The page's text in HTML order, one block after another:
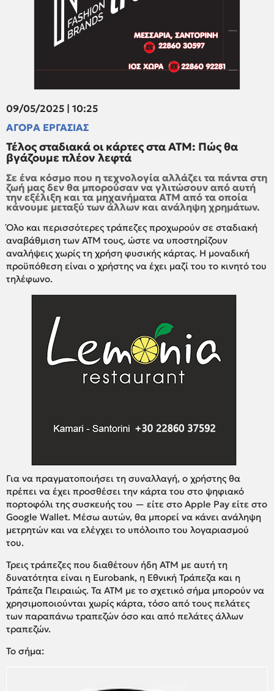
09/05/2025 | 10:25
ΑΓΟΡΑ ΕΡΓΑΣΙΑΣ
Τέλος σταδιακά οι κάρτες στα ΑΤΜ: Πώς θα
βγάζουμε πλέον λεφτά
Σε ένα κόσμο που η τεχνολογία αλλάζει τα πάντα στη
ζωή μας δεν θα μπορούσαν να γλιτώσουν από αυτή
την εξέλιξη και τα μηχανήματα ΑΤΜ από τα οποία
κάνουμε μεταξύ των άλλων και ανάληψη χρημάτων.
Όλο και περισσότερες τράπεζες προχωρούν σε σταδιακή
αναβάθμιση των ΑΤΜ τους, ώστε να υποστηρίζουν
αναλήψεις χωρίς τη χρήση φυσικής κάρτας. Η μοναδική
προϋπόθεση είναι ο χρήστης να έχει μαζί του το κινητό του
τηλέφωνο.
Για να πραγματοποιήσει τη συναλλαγή, ο χρήστης θα
πρέπει να έχει προσθέσει την κάρτα του στο ψηφιακό
πορτοφόλι της συσκευής του — είτε στο Apple Pay είτε στο
Google Wallet. Μέσω αυτών, θα μπορεί να κάνει ανάληψη
μετρητών και να ελέγχει το υπόλοιπο του λογαριασμού
του.
Τρεις τράπεζες που διαθέτουν ήδη ΑΤΜ με αυτή τη
δυνατότητα είναι η Eurobank, η Εθνική Τράπεζα και η
Τράπεζα Πειραιώς. Τα ΑΤΜ με το σχετικό σήμα μπορούν να
χρησιμοποιούνται χωρίς κάρτα, τόσο από τους πελάτες
των παραπάνω τραπεζών όσο και από πελάτες άλλων
τραπεζών.
Το σήμα: